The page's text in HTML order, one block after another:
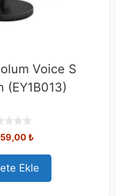
Voice S
(EY1B013)
₺
Ekle